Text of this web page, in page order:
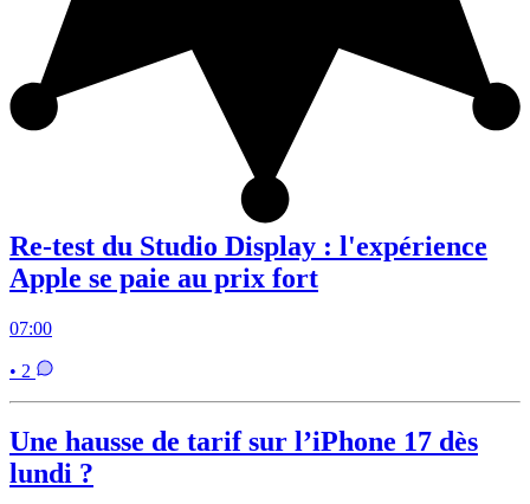
Re-test du Studio Display : l'expérience
Apple se paie au prix fort
07:00
• 2
Une hausse de tarif sur l’iPhone 17 dès
lundi ?